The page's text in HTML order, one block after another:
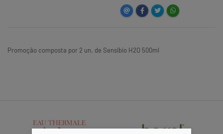
Promoção composta por 2 un. de Sensibio H2O 500ml